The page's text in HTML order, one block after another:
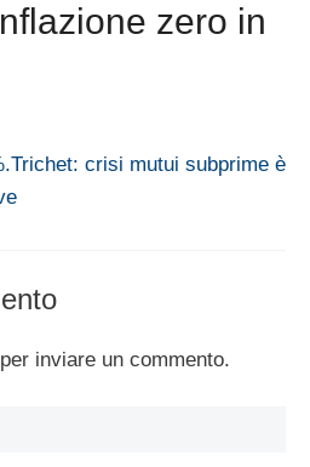
zero in
crisi mutui subprime è
per inviare un commento.